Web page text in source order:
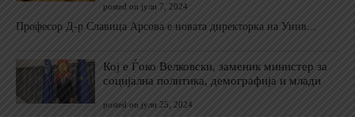
posted on јули 7, 2024
Професор Д-р Славица Арсова е новата директорка на Унив...
Кој е Ѓоко Велковски, заменик министер за
социјална политика, демографија и млади
posted on јули 25, 2024